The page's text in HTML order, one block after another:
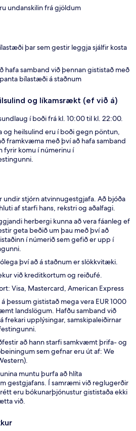
undanskilin frá gjöldum
þar sem gestir leggja sjálfir kosta
hafa samband við þennan gististað með
bílastæði á staðnum
og líkamsrækt (ef við á)
í boði frá kl. 10:00 til kl. 22:00.
og heilsulind eru í boði gegn pöntun,
framkvæma með því að hafa samband
fyrir komu í númerinu í
undir stjórn atvinnugestgjafa. Að bjóða
af starfi hans, rekstri og aðalfagi.
herbergi kunna að vera fáanleg ef
geta beðið um þau með því að
í númerið sem gefið er upp í
því að á staðnum er slökkvitæki.
við kreditkortum og reiðufé.
Visa, Mastercard, American Express
þessum gististað mega vera EUR 1000
landslögum. Hafðu samband við
frekari upplýsingar, samskipaleiðirnar
að hann starfi samkvæmt þrifa- og
sem gefnar eru út af: We
muntu þurfa að hlíta
gestgjafans. Í samræmi við reglugerðir
eru bókunarþjónustur gististaða ekki
við.